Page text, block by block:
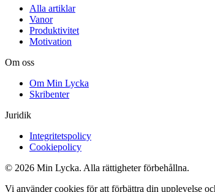
Alla artiklar
Vanor
Produktivitet
Motivation
Om oss
Om Min Lycka
Skribenter
Juridik
Integritetspolicy
Cookiepolicy
© 2026 Min Lycka. Alla rättigheter förbehållna.
Vi använder cookies för att förbättra din upplevelse